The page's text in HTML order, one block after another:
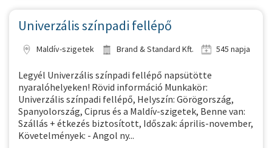
Univerzális színpadi fellépő
Maldív-szigetek Brand & Standard Kft. 545 napja
Legyél Univerzális színpadi fellépő napsütötte
nyaralóhelyeken! Rövid információ Munkakör:
Univerzális színpadi fellépő, Helyszín: Görögország,
Spanyolország, Ciprus és a Maldív-szigetek, Benne van:
Szállás + étkezés biztosított, Időszak: április-november,
Követelmények: - Angol ny...